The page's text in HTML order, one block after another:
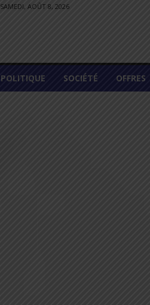
SAMEDI, AOÛT 8, 2026
POLITIQUE SOCIÉTÉ OFFRES